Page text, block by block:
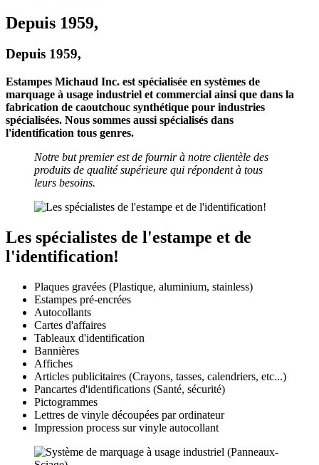
Depuis 1959,
Depuis 1959,
Estampes Michaud Inc. est spécialisée en systèmes de
marquage à usage industriel et commercial ainsi que dans la
fabrication de caoutchouc synthétique pour industries
spécialisées. Nous sommes aussi spécialisés dans
l'identification tous genres.
Notre but premier est de fournir à notre clientèle des
produits de qualité supérieure qui répondent à tous
leurs besoins.
Les spécialistes de l'estampe et de
l'identification!
Plaques gravées (Plastique, aluminium, stainless)
Estampes pré-encrées
Autocollants
Cartes d'affaires
Tableaux d'identification
Bannières
Affiches
Articles publicitaires (Crayons, tasses, calendriers, etc...)
Pancartes d'identifications (Santé, sécurité)
Pictogrammes
Lettres de vinyle découpées par ordinateur
Impression process sur vinyle autocollant